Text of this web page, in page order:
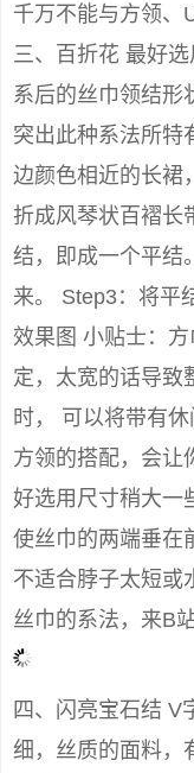
千万不能与方领、
三、百折花 最好
系后的丝巾领结形
突出此种系法所特
边颜色相近的长裙
折成风琴状百褶长
结，即成一个平结
来。 Step3：将平
效果图 小贴士：
定，太宽的话导致
时， 可以将带有
方领的搭配，会让
好选用尺寸稍大一
使丝巾的两端垂在
不适合脖子太短或
丝巾的系法，来B
四、闪亮宝石结 V
细，丝质的面料，